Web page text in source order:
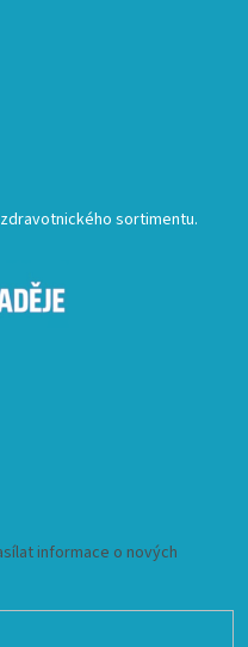
sortimentu.
informace o nových